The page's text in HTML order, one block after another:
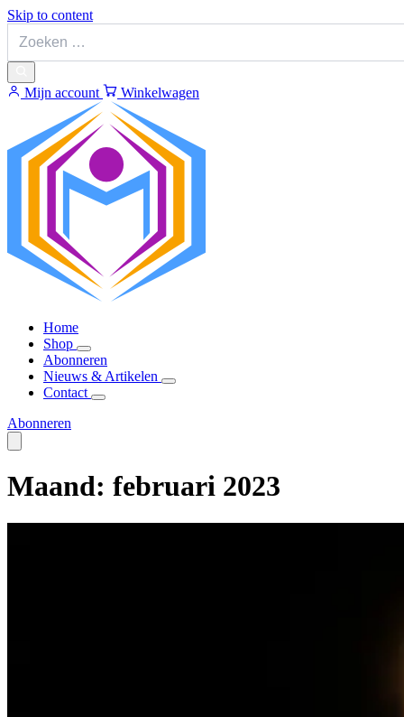
Skip to content
Mijn account Winkelwagen
Home
Shop
Abonneren
Nieuws & Artikelen
Contact
Abonneren
Maand: februari 2023